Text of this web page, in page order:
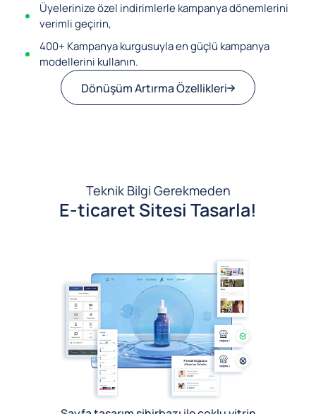
Üyelerinize özel indirimlerle kampanya dönemlerini
verimli geçirin,
400+ Kampanya kurgusuyla en güçlü kampanya
modellerini kullanın.
Dönüşüm Artırma Özellikleri
Teknik Bilgi Gerekmeden
E-ticaret Sitesi Tasarla!